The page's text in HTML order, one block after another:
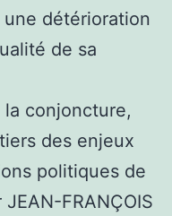
détérioration
de sa
conjoncture,
des enjeux
politiques de
FRANÇOIS